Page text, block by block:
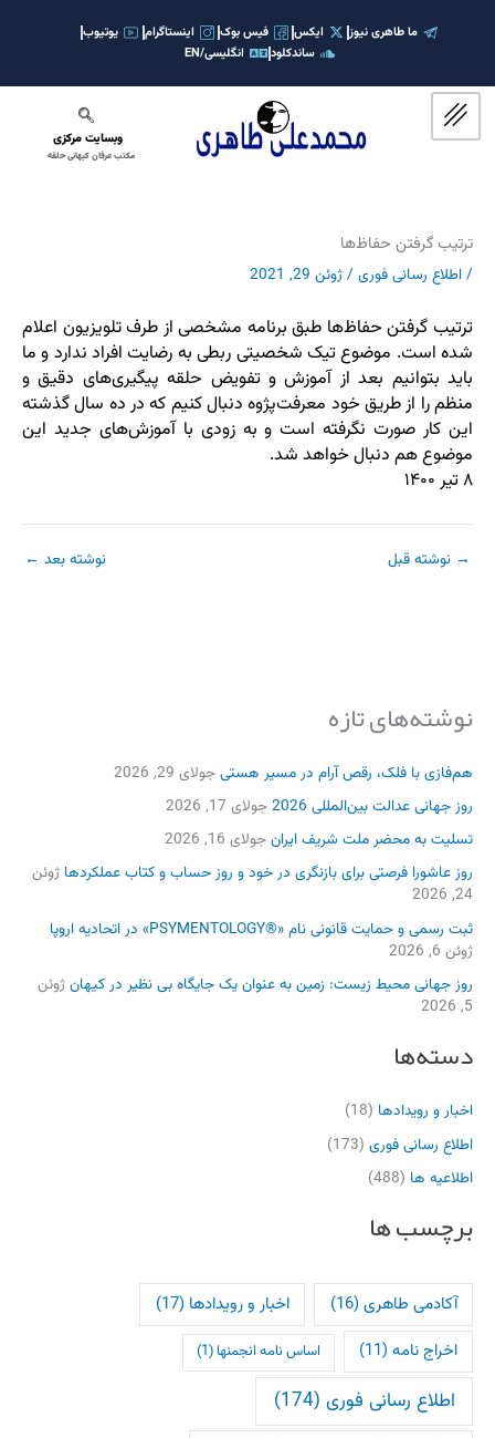
ما طاهری نیوز ایکس فیس بوک اینستاگرام
یوتیوب
ساندکلود
انگلیسی/EN
وبسایت مرکزی
مکتب عرفان کیهانی حلقه
نوشته‌های تازه
هم‌فازی با فلک، رقص آرام در مسیر هستیجولای 29, 2026
روز جهانی عدالت بین‌المللی 2026
جولای 17, 2026
تسلیت به محضر ملت شریف ایرانجولای 16, 2026
روز عاشورا فرصتی برای بازنگری در خود و روز حساب و کتاب عملکردها ژوئن
24, 2026
ثبت رسمی و حمایت قانونی نام «®PSYMENTOLOGY» در اتحادیه اروپا
ژوئن 6, 2026
روز جهانی محیط زیست: زمین به عنوان یک جایگاه بی نظیر در کیهانژوئن
5, 2026
دسته‌ها
اخبار و رویدادها (18)
اطلاع رسانی فوری (173)
اطلاعیه ها (488)
برچسب ها
آکادمی طاهری(16) اخبار و رویدادها (17)
اخراج نامه (11) اساس نامه انجمنها (1)
اطلاع رسانی فوری (174)
ترتیب گرفتن حفاظ‌ها
/اطلاع رسانی فوری /ژوئن 29, 2021
ترتیب گرفتن حفاظ‌ها طبق برنامه مشخصی از طرف تلویزیون اعلام
شده است. موضوع تیک شخصیتی ربطی به رضایت افراد ندارد و ما
باید بتوانیم بعد از آموزش و تفویض حلقه پیگیری‌های دقیق و
منظم را از طریق خود معرفت‌پژوه دنبال کنیم که در ده سال گذشته
این کار صورت نگرفته است و به زودی با آموزش‌های جدید این
موضوع هم دنبال خواهد شد.
۸ تیر ۱۴۰۰
→ نوشته قبل نوشته بعد ←